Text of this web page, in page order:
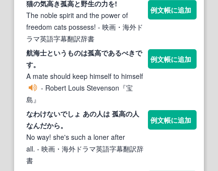
猫の気高き孤高と野生の力を!
The noble spirit and the power of
freedom cats possess! - 映画・海外ド
ラマ英語字幕翻訳辞書
例文帳に追加
航海士というものは孤高であるべきで
す。
A mate should keep himself to himself
- Robert Louis Stevenson『宝
島』
例文帳に追加
なわけないでしょ あの人は 孤高の人
なんだから。
No way! she's such a loner after
all. - 映画・海外ドラマ英語字幕翻訳辞
書
例文帳に追加